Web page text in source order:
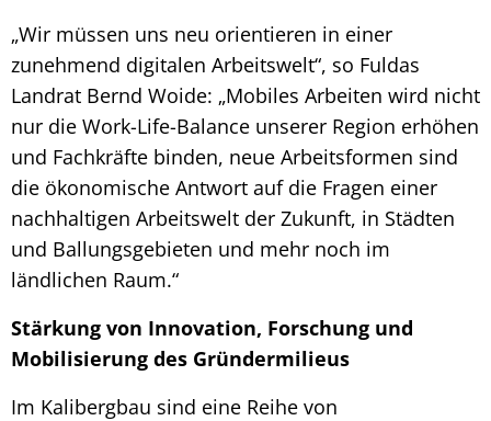
„Wir müssen uns neu orientieren in einer
zunehmend digitalen Arbeitswelt“, so Fuldas
Landrat Bernd Woide: „Mobiles Arbeiten wird nicht
nur die Work-Life-Balance unserer Region erhöhen
und Fachkräfte binden, neue Arbeitsformen sind
die ökonomische Antwort auf die Fragen einer
nachhaltigen Arbeitswelt der Zukunft, in Städten
und Ballungsgebieten und mehr noch im
ländlichen Raum.“
Stärkung von Innovation, Forschung und
Mobilisierung des Gründermilieus
Im Kalibergbau sind eine Reihe von